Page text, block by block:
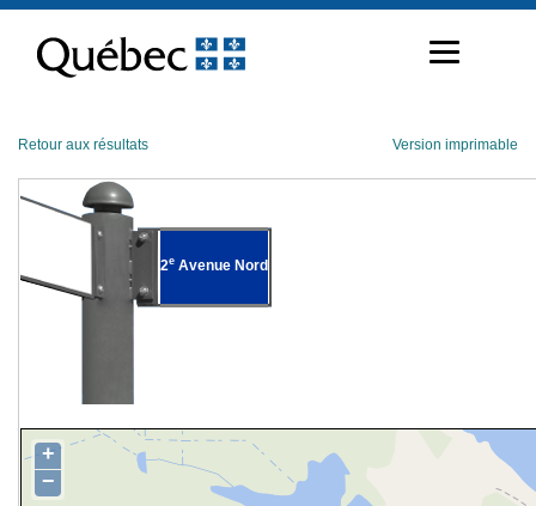
contenu
Retour aux résultats Version imprimable
2e Avenue Nord
+
−